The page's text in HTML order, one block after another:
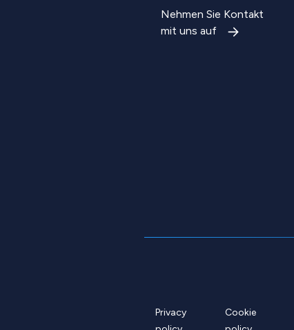
Nehmen Sie Kontakt
mit uns auf
Privacy
Cookie